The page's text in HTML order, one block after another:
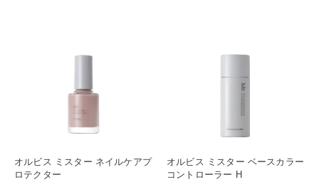
オルビス ミスター ネイルケアプ
ロテクター
オルビス ミスター ベースカラー
コントローラー H